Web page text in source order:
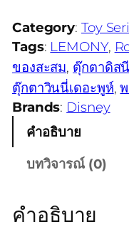
Category: Toy
Tags: LEMONY,
ของสะสม, ตุ๊กตาดิส
ตุ๊กตาวินนี่เดอะพูห์,
Brands: Disney
คำอธิบาย
บทวิจารณ์ (0)
คำอธิบาย